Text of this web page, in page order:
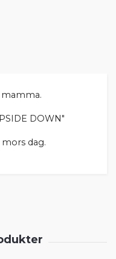
mamma.
DOWN"
dag.